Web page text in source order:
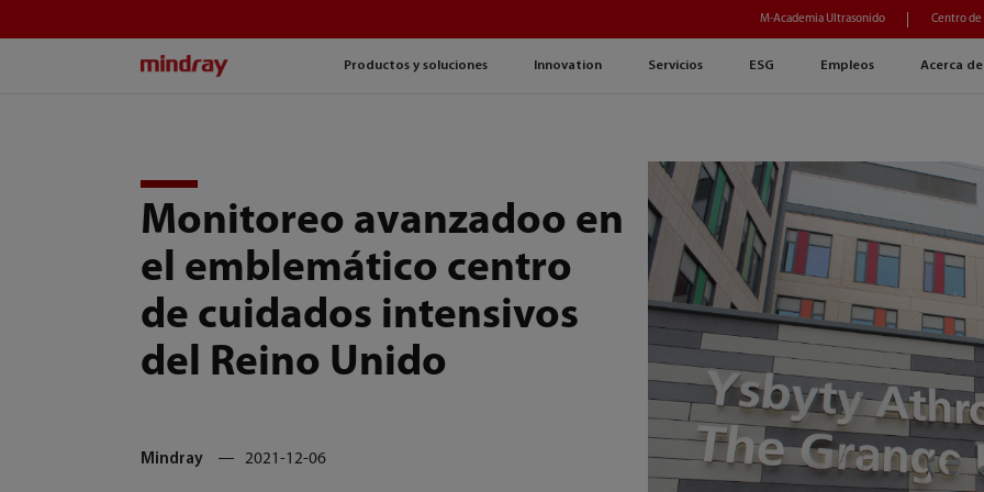
Productos y soluciones Innovation Servicios ESG Empleos Acerca
M-Academia Ultrasonido Centro de
Monitoreo avanzadoo en
el emblemático centro
de cuidados intensivos
del Reino Unido
Mindray 2021-12-06